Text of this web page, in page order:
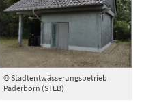
© Stadtentwässerungsbetrieb
Paderborn (STEB)